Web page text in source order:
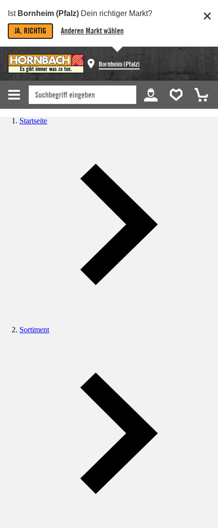
Ist Bornheim (Pfalz) Dein richtiger Markt?
JA, RICHTIG Anderen Markt wählen
Bornheim (Pfalz)
Startseite
Sortiment